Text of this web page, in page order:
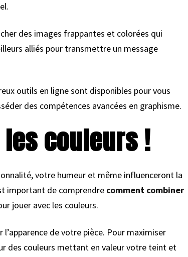
des images frappantes et colorées qui
alliés pour transmettre un message
outils en ligne sont disponibles pour vous
des compétences avancées en graphisme.
couleurs !
votre humeur et même influenceront la
important de comprendre comment combiner
jouer avec les couleurs.
de votre pièce. Pour maximiser
des couleurs mettant en valeur votre teint et